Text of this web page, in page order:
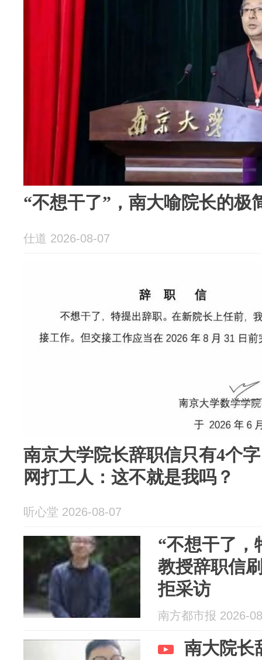
“不想干了”，南大喻院长的极
仕道 2026-08-07
南京大学院长辞职信只有4个
网打工人：这不就是我吗？
听心堂 2026-08-07
“不想干了，
教授辞职信
拒采访
南方都市报 2026-
南大院长